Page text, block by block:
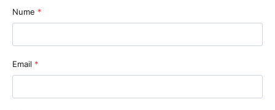
Nume *
Email *